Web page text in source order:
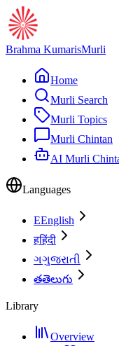
Brahma KumarisMurli
Home
Murli Search
Murli Topics
Murli Chintan
AI Murli
Languages
EEnglish
हहिंदी
ગગુજરાતી
తతెలుగు
Library
Overview